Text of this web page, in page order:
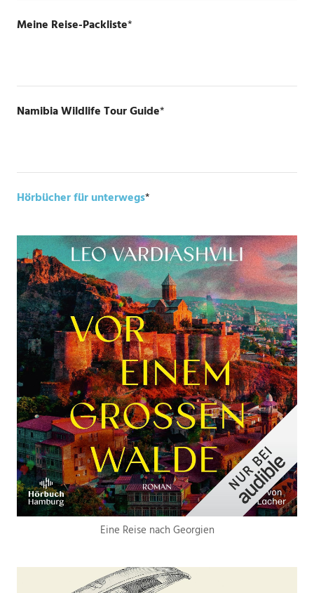
Meine Reise-Packliste*
Namibia Wildlife Tour Guide*
Hörbücher für unterwegs*
Eine Reise nach Georgien